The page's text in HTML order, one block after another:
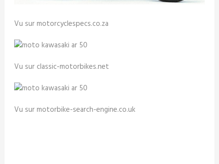
Vu sur motorcyclespecs.co.za
Vu sur classic-motorbikes.net
Vu sur motorbike-search-engine.co.uk